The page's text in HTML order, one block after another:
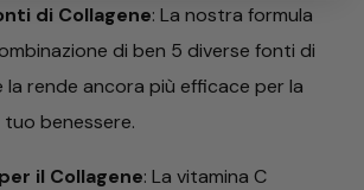
di Collagene: La nostra formula
di ben 5 diverse fonti di
la rende ancora più efficace per la
tuo benessere.
il Collagene: La vitamina C